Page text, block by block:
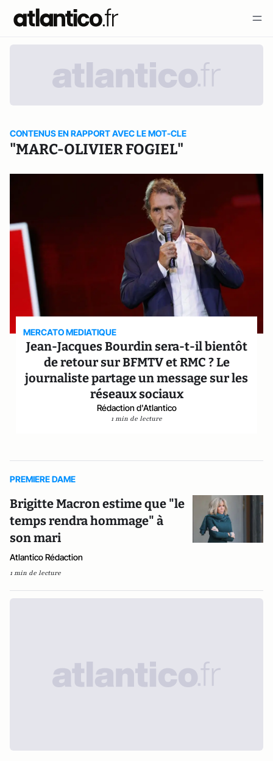
CONTENUS EN RAPPORT AVEC LE MOT-CLE
"MARC-OLIVIER FOGIEL"
MERCATO MEDIATIQUE
Jean-Jacques Bourdin sera-t-il bientôt
de retour sur BFMTV et RMC ? Le
journaliste partage un message sur les
réseaux sociaux
Rédaction d'Atlantico
1 min de lecture
PREMIERE DAME
Brigitte Macron estime que "le
temps rendra hommage" à
son mari
Atlantico Rédaction
1 min de lecture